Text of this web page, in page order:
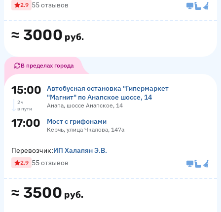
≈ 3000 руб.
2.9 55 отзывов
В пределах города
15:00
Автобусная остановка "Гипермаркет
"Магнит" по Анапское шоссе, 14
Анапа, шоссе Анапское, 14
2 ч
в пути
17:00 Мост с грифонами
Керчь, улица Чкалова, 147а
≈ 3500 руб.
Перевозчик:ИП Халапян Э.В.
2.9 55 отзывов